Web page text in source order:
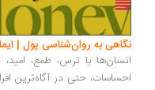
به روان‌شناسی پول | ایما
با ترس، طمع، امید،
حتی در آگاه‌ترین افراد،